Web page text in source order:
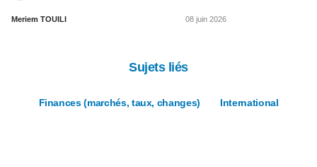
Meriem TOUILI 08 juin 2026
Sujets liés
Finances (marchés, taux, changes) International